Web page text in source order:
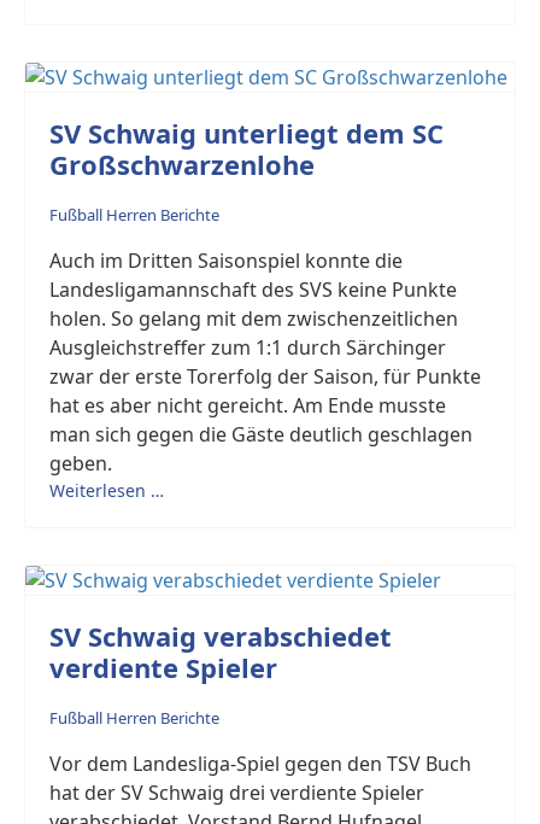
SV Schwaig unterliegt dem SC
Großschwarzenlohe
Fußball Herren Berichte
Auch im Dritten Saisonspiel konnte die
Landesligamannschaft des SVS keine Punkte
holen. So gelang mit dem zwischenzeitlichen
Ausgleichstreffer zum 1:1 durch Särchinger
zwar der erste Torerfolg der Saison, für Punkte
hat es aber nicht gereicht. Am Ende musste
man sich gegen die Gäste deutlich geschlagen
geben.
Weiterlesen …
SV Schwaig verabschiedet
verdiente Spieler
Fußball Herren Berichte
Vor dem Landesliga-Spiel gegen den TSV Buch
hat der SV Schwaig drei verdiente Spieler